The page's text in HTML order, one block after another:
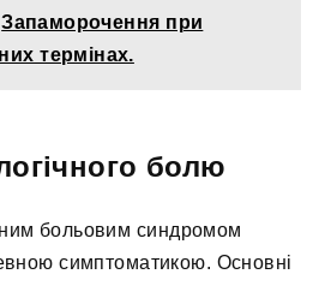
Запаморочення при
термінах.
болю
больовим синдромом
симптоматикою. Основні